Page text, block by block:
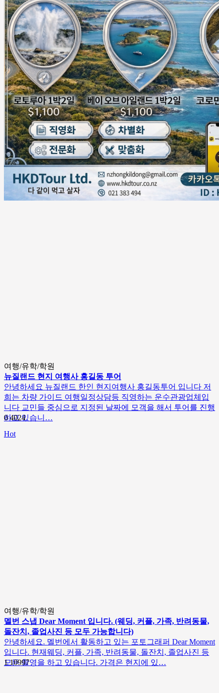
여행/유학/학원
뉴질랜드 현지 여행사 홍길동 투어
안녕하세요 뉴질랜드 한인 현지여행사 홍길동투어 입니다 저
희는 차량 가이드 여행일정상담등 직영하는 운수관광업체입
니다 교민들 중심으로 지정된 날짜에 모객을 해서 투어를 진행
하고 있습니…
04024
Hot
여행/유학/학원
멜번 스냅 Dear Moment 입니다. (웨딩, 커플, 가족, 반려동물,
돌잔치, 졸업사진 등 모두 가능합니다)
안녕하세요. 멜번에서 활동하고 있는 포토그래퍼 Dear Moment
입니다. 현재웨딩, 커플, 가족, 반려동물, 돌잔치, 졸업사진 등
모든 촬영을 하고 있습니다. 가격은 현지에 있…
110997